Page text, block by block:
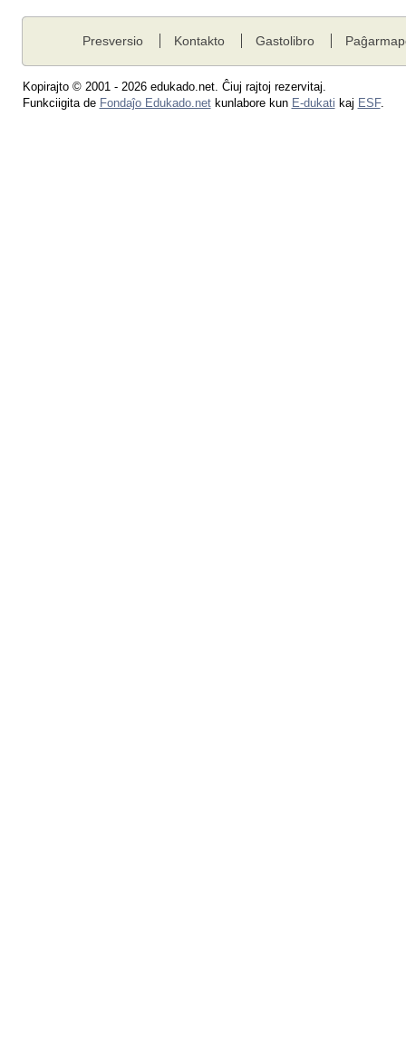
Presversio Kontakto Gastolibro
Kopirajto © 2001 - 2026 edukado.net. Ĉiuj rajtoj rezervitaj.
Funkciigita de Fondaĵo Edukado.netkunlabore kun E-dukati kaj ESF.